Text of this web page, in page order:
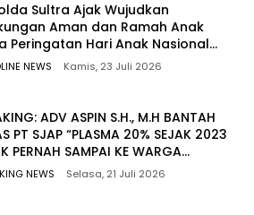
Sultra Ajak Wujudkan
Aman dan Ramah Anak
Peringatan Hari Anak Nasional
NEWS Kamis, 23 Juli 2026
ADV ASPIN S.H., M.H BANTAH
PT SJAP “PLASMA 20% SEJAK 2023
PERNAH SAMPAI KE WARGA
NEWS Selasa, 21 Juli 2026